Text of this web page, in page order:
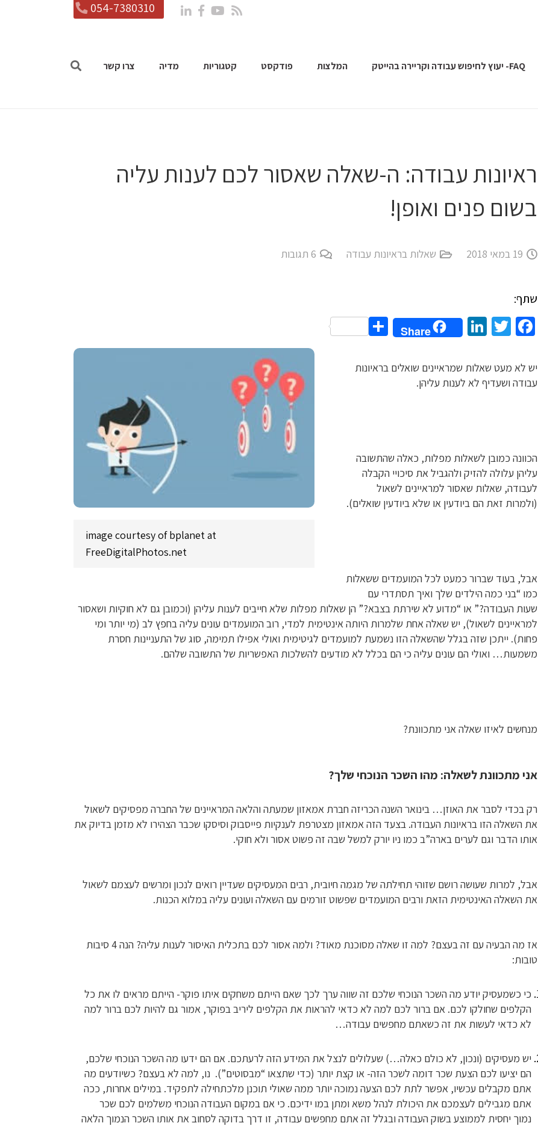
054-7380310
FAQ- יעוץ לחיפוש עבודה וקריירה בהייטק המלצות פודקסט קטגוריות מדיה צרו קשר
ראיונות עבודה: ה-שאלה שאסור לכם לענות עליה
בשום פנים ואופן!
19 במאי 2018 שאלות בראיונות עבודה 6 תגובות
שתף:
Facebook
Twitter
LinkedIn
Share
Share
image courtesy of bplanet at
FreeDigitalPhotos.net
יש לא מעט שאלות שמראיינים שואלים בראיונות
עבודה ושעדיף לא לענות עליהן.
הכוונה כמובן לשאלות מפלות, כאלה שהתשובה
עליהן עלולה להזיק ולהגביל את סיכויי הקבלה
לעבודה, שאלות שאסור למראיינים לשאול
(ולמרות זאת הם ביודעין או שלא ביודעין שואלים).
אבל, בעוד שברור כמעט לכל המועמדים ששאלות
כמו “בני כמה הילדים שלך ואיך תסתדרי עם
שעות העבודה?” או “מדוע לא שירתת בצבא?” הן שאלות מפלות שלא חייבים לענות עליהן (וכמובן גם לא חוקיות ושאסור
למראיינים לשאול), יש שאלה אחת שלמרות היותה אינטימית למדי, רוב המועמדים עונים עליה בחפץ לב (מי יותר ומי
פחות). ייתכן שזה בגלל שהשאלה הזו נשמעת למועמדים לגיטימית ואולי אפילו תמימה, סוג של התעניינות חסרת
משמעות… ואולי הם עונים עליה כי הם בכלל לא מודעים להשלכות האפשריות של התשובה שלהם.
מנחשים לאיזו שאלה אני מתכוונת?
אני מתכוונת לשאלה: מהו השכר הנוכחי שלך?
רק בכדי לסבר את האוזן… בינואר השנה הכריזה חברת אמאזון שמעתה והלאה המראיינים של החברה מפסיקים לשאול
את השאלה הזו בראיונות העבודה. בצעד הזה אמאזון מצטרפת לענקיות פייסבוק וסיסקו שכבר הצהירו לא מזמן בדיוק את
אותו הדבר וגם לערים בארה”ב כמו ניו יורק למשל שבה זה פשוט אסור ולא חוקי.
אבל, למרות שעושה רושם שזוהי תחילתה של מגמה חיובית, רבים המעסיקים שעדיין רואים לנכון ומרשים לעצמם לשאול
את השאלה האינטימית הזאת ורבים המועמדים שפשוט זורמים עם השאלה ועונים עליה במלוא הכנות.
אז מה הבעיה עם זה בעצם? למה זו שאלה מסוכנת מאוד? ולמה אסור לכם בתכלית האיסור לענות עליה? הנה 4 סיבות
טובות:
כי כשמעסיק יודע מה השכר הנוכחי שלכם זה שווה ערך לכך שאם הייתם משחקים איתו פוקר- הייתם מראים לו את כל
הקלפים שחולקו לכם. אם ברור לכם למה לא כדאי להראות את הקלפים ליריב בפוקר, אמור גם להיות לכם ברור למה
לא כדאי לעשות את זה כשאתם מחפשים עבודה…
יש מעסיקים (ונכון, לא כולם כאלה…) שעלולים לנצל את המידע הזה לרעתכם. אם הם ידעו מה השכר הנוכחי שלכם,
הם יציעו לכם הצעת שכר דומה לשכר הזה- או קצת יותר (כדי שתצאו “מבסוטים”). נו, למה לא בעצם? כשיודעים מה
אתם מקבלים עכשיו, אפשר לתת לכם הצעה נמוכה יותר ממה שאולי תוכנן מלכתחילה לתפקיד. במילים אחרות, ככה
אתם מגבילים לעצמכם את היכולת לנהל משא ומתן במו ידיכם. כי אם במקום העבודה הנוכחי משלמים לכם שכר
נמוך יחסית לממוצע בשוק העבודה ובגלל זה אתם מחפשים עבודה, זו דרך בדוקה לסחוב את אותו השכר הנמוך הלאה